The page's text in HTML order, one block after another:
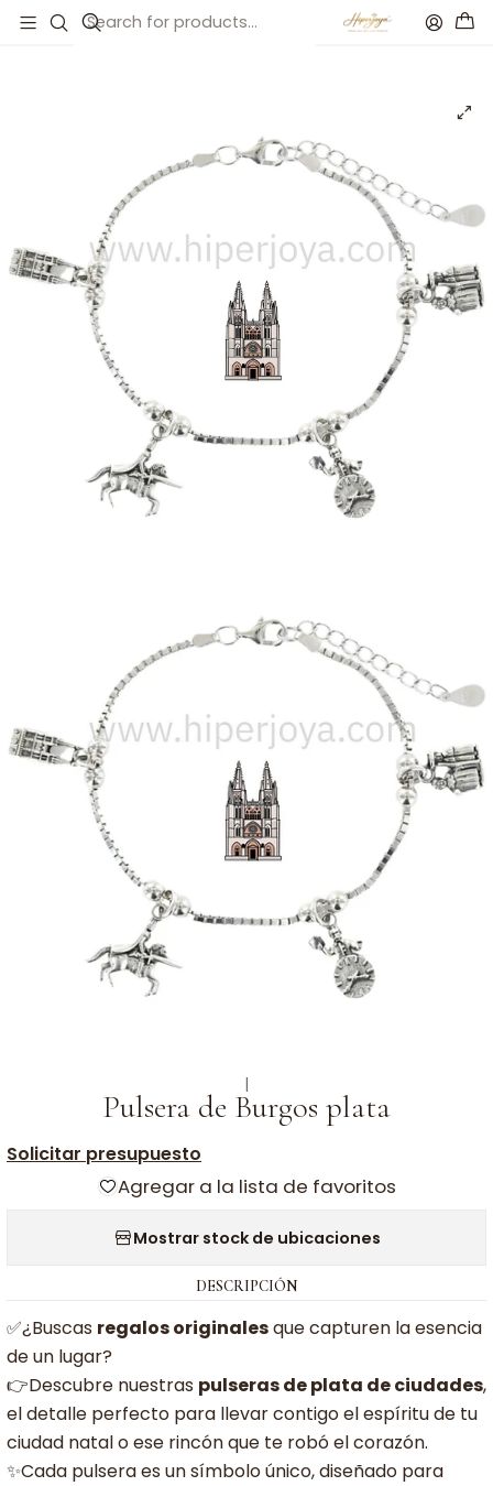
Inicio Catálogo Pulsera de Burgos plata
|
Pulsera de Burgos plata
Solicitar presupuesto
Agregar a la lista de favoritos
Mostrar stock de ubicaciones
DESCRIPCIÓN
✅¿Buscas regalos originalesque capturen la esencia
de un lugar?
👉Descubre nuestras pulseras de plata de ciudades,
el detalle perfecto para llevar contigo el espíritu de tu
ciudad natal o ese rincón que te robó el corazón.
✨Cada pulsera es un símbolo único, diseñado para